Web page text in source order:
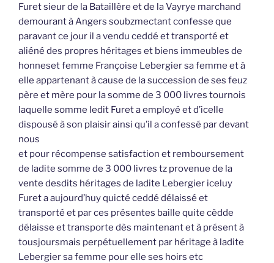
Furet sieur de la Bataillère et de la Vayrye marchand
demourant à Angers soubzmectant confesse que
paravant ce jour il a vendu ceddé et transporté et
aliéné des propres héritages et biens immeubles de
honneset femme Françoise Lebergier sa femme et à
elle appartenant à cause de la succession de ses feuz
père et mère pour la somme de 3 000 livres tournois
laquelle somme ledit Furet a employé et d’icelle
dispousé à son plaisir ainsi qu’il a confessé par devant
nous
et pour récompense satisfaction et remboursement
de ladite somme de 3 000 livres tz provenue de la
vente desdits héritages de ladite Lebergier iceluy
Furet a aujourd’huy quicté ceddé délaissé et
transporté et par ces présentes baille quite cèdde
délaisse et transporte dès maintenant et à présent à
tousjoursmais perpétuellement par héritage à ladite
Lebergier sa femme pour elle ses hoirs etc